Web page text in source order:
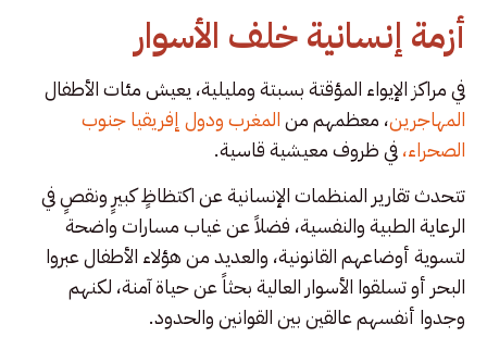
أزمة إنسانية خلف الأسوار
في مراكز الإيواء المؤقتة بسبتة ومليلية، يعيش مئات الأطفال
المهاجرين، معظمهم منالمغرب ودول إفريقيا جنوب
الصحراء،في ظروف معيشية قاسية.
تتحدث تقارير المنظمات الإنسانية عن اكتظاظٍ كبيرٍ ونقصٍ في
الرعاية الطبية والنفسية، فضلاً عن غياب مسارات واضحة
لتسوية أوضاعهم القانونية، والعديد من هؤلاء الأطفال عبروا
البحر أو تسلقوا الأسوار العالية بحثاً عن حياة آمنة، لكنهم
وجدوا أنفسهم عالقين بين القوانين والحدود.